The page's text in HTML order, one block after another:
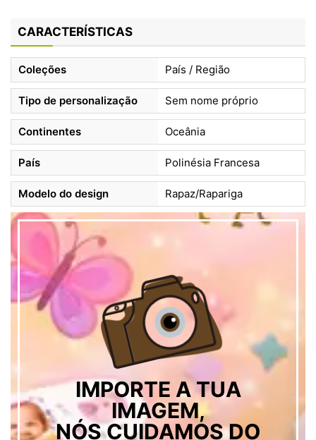
CARACTERÍSTICAS
Coleções País / Região
Tipo de personalização Sem nome próprio
Continentes Oceânia
País Polinésia Francesa
Modelo do design Rapaz/Rapariga
IMPORTE A TUA
IMAGEM,
NÓS CUIDAMOS DO